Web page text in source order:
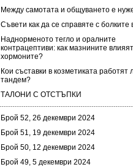
Между самотата и общуването е
Съвети как да се справяте с болките
Наднорменото тегло и оралните
контрацептиви: как мазнините
хормоните?
Кои съставки в козметиката работят
тандем?
ТАЛОНИ С ОТСТЪПКИ
Брой 52, 26 декември 2024
Брой 51, 19 декември 2024
Брой 50, 12 декември 2024
Брой 49, 5 декември 2024